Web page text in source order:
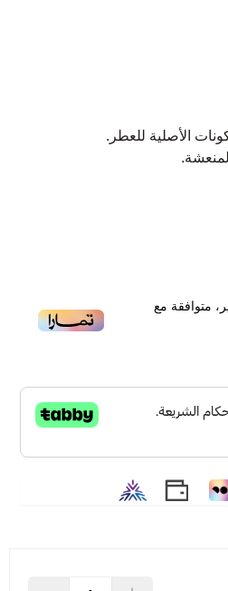
الأصلية للعطر.
افتتح شكرته الخاصة عام
متوافقة مع